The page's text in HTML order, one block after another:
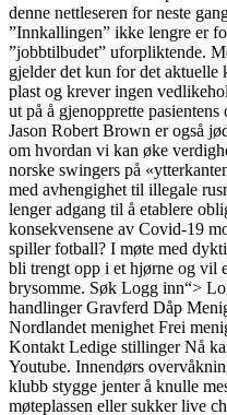
denne nettleseren for neste
”Innkallingen” ikke lengre er
”jobbtilbudet” uforpliktende.
gjelder det kun for det aktuelle
plast og krever ingen
ut på å gjenopprette
Jason Robert Brown er også
om hvordan vi kan øke
norske swingers på
med avhengighet til illegale
lenger adgang til å etablere
konsekvensene av Covid-19
spiller fotball? I møte med
bli trengt opp i et hjørne og vil
brysomme. Søk Logg inn“>
handlinger Gravferd Dåp
Nordlandet menighet Frei
Kontakt Ledige stillinger Nå
Youtube. Innendørs
klubb stygge jenter å knulle
møteplassen eller sukker live